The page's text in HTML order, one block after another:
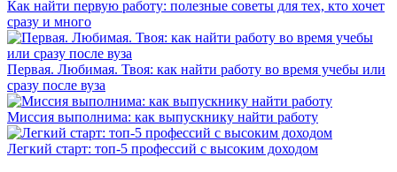
Как найти первую работу: полезные советы для тех, кто хочет
сразу и много
Первая. Любимая. Твоя: как найти работу во время учебы или
сразу после вуза
Миссия выполнима: как выпускнику найти работу
Легкий старт: топ-5 профессий с высоким доходом